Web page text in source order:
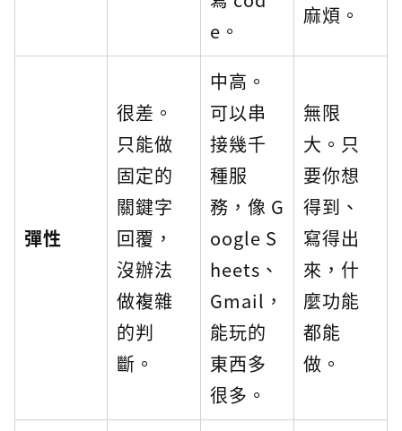
e。
麻煩。
彈性
很差。
只能做
固定的
關鍵字
回覆，
沒辦法
做複雜
的判
斷。
中高。
可以串
接幾千
種服
務，像 G
oogle S
heets、
Gmail，
能玩的
東西多
很多。
無限
大。只
要你想
得到、
寫得出
來，什
麼功能
都能
做。